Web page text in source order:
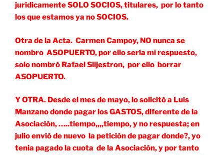
juridicamente SOLO SOCIOS, titulares, por lo tanto
los que estamos ya no SOCIOS.
Otra de la Acta. Carmen Campoy, NO nunca se
nombro ASOPUERTO, por ello sería mi respuesto,
solo nombró Rafael Siljestron, por ello borrar
ASOPUERTO.
Y OTRA. Desde el mes de mayo, lo solicitó a Luis
Manzano donde pagar los GASTOS, diferente de la
Asociación, …..tiempo,,,,tiempo, y no respuesta; en
julio envió de nuevo la petición de pagar donde?, yo
tenia pagado la cuota de la Asociación, y por tanto